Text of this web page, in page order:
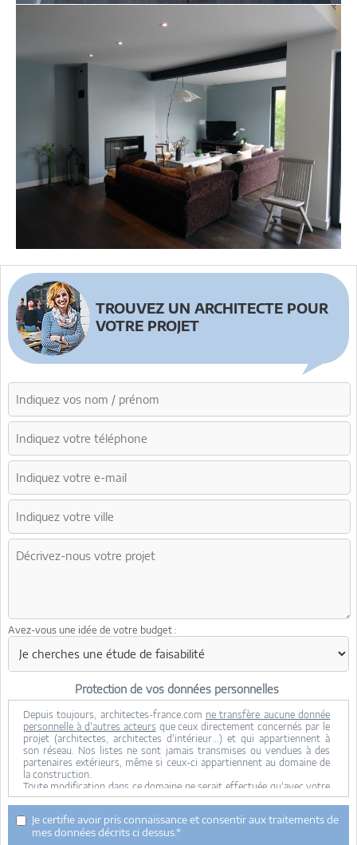
TROUVEZ UN ARCHITECTE POUR
VOTRE PROJET
Avez-vous une idée de votre budget :
Protection de vos données personnelles
Depuis toujours, architectes-france.com ne transfère aucune donnée
personnelle à d'autres acteurs que ceux directement concernés par le
projet (architectes, architectes d'intérieur...) et qui appartiennent à
son réseau. Nos listes ne sont jamais transmises ou vendues à des
partenaires extérieurs, même si ceux-ci appartiennent au domaine de
la construction.
Toute modification dans ce domaine ne serait effectuée qu'avec votre
consentement.
Je consens à ce que mes données personnelles soient collectées pour
permettre à architectes-france de transférer votre projet aux
architectes. Seul Architectes-france, ses équipes internes et la
Je certifie avoir pris connaissance et consentir aux traitements de
mes données décrits ci dessus.*